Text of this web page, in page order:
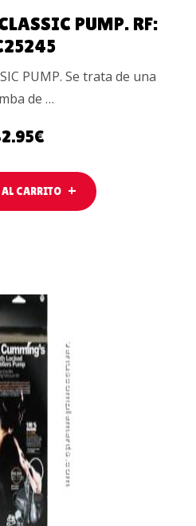
PUMP. RF:
PUMP. Se trata de una
de …
€
CARRITO
MÁS